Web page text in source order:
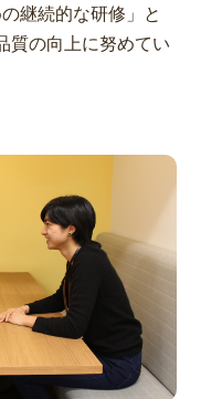
継続的な研修」と
質の向上に努めてい